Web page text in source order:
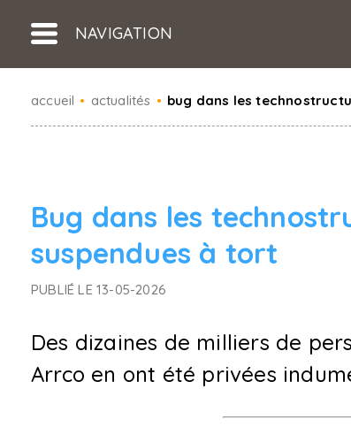
NAVIGATION
accueil • actualités • bug dans les
Bug dans les
suspendues à tort
PUBLIÉ LE 13-05-2026
Des dizaines de milliers de
Arrco en ont été privées